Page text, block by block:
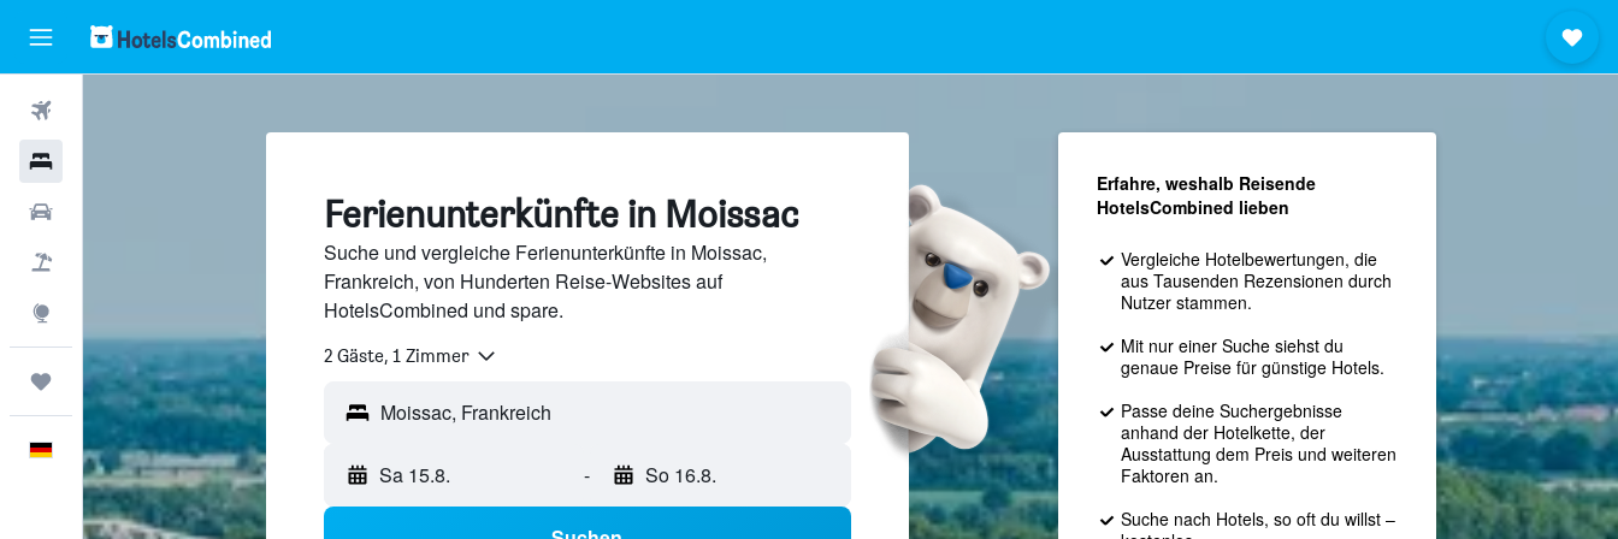
Trips
Deutsch
Ferienunterkünfte in Moissac
Suche und vergleiche Ferienunterkünfte in Moissac,
Frankreich, von Hunderten Reise-Websites auf
HotelsCombined und spare.
2 Gäste, 1 Zimmer
Sa 15.8. - So 16.8.
Erfahre, weshalb Reisende
HotelsCombined lieben
Vergleiche Hotelbewertungen, die
aus Tausenden Rezensionen durch
Nutzer stammen.
Mit nur einer Suche siehst du
genaue Preise für günstige Hotels.
Passe deine Suchergebnisse
anhand der Hotelkette, der
Ausstattung dem Preis und weiteren
Faktoren an.
Suche nach Hotels, so oft du willst –